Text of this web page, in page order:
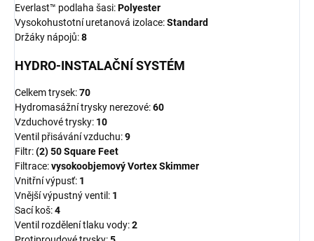
Everlast™ podlaha šasi:Polyester
Vysokohustotní uretanová izolace:Standard
Držáky nápojů:8
HYDRO-INSTALAČNÍ SYSTÉM
Celkem trysek:70
Hydromasážní trysky nerezové:60
Vzduchové trysky: 10
Ventil přisávání vzduchu:9
Filtr:(2) 50 Square Feet
Filtrace:vysokoobjemový Vortex Skimmer
Vnitřní výpusť: 1
Vnější výpustný ventil: 1
Sací koš:4
Ventil rozdělení tlaku vody:2